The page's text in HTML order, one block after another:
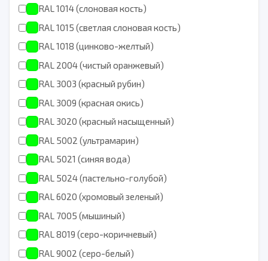
RAL 1014 (слоновая кость)
RAL 1015 (светлая слоновая кость)
RAL 1018 (цинково-желтый)
RAL 2004 (чистый оранжевый)
RAL 3003 (красный рубин)
RAL 3009 (красная окись)
RAL 3020 (красный насыщенный)
RAL 5002 (ультрамарин)
RAL 5021 (синяя вода)
RAL 5024 (пастельно-голубой)
RAL 6020 (хромовый зеленый)
RAL 7005 (мышиный)
RAL 8019 (серо-коричневый)
RAL 9002 (серо-белый)